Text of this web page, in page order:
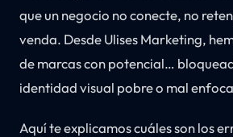
que un negocio no conecte, no
venda. Desde Ulises Marketing,
de marcas con potencial…
identidad visual pobre o mal
Aquí te explicamos cuáles son los